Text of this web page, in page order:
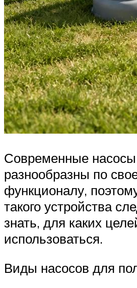
Современные
разнообразны по
функционалу,
такого устройства
знать, для каких
использоваться.
Виды насосов для